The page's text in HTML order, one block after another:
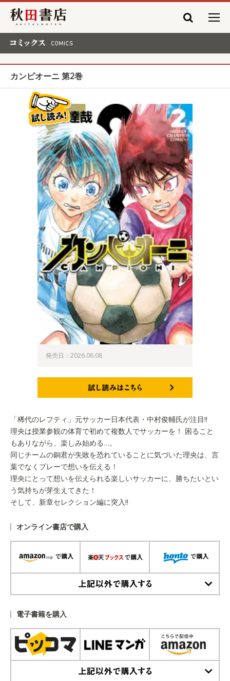
秋田書店
カンピオーニ 第2巻
発売日：2026.06.08
「稀代のレフティ」元サッカー日本代表・中村俊輔氏が注目!!
理央は授業参観の体育で初めて複数人でサッカーを！ 困ること
もありながら、楽しみ始める…。
同じチームの銅君が失敗を恐れていることに気づいた理央は、言
葉でなくプレーで想いを伝える！
理央にとって想いを伝えられる楽しいサッカーに、勝ちたいとい
う気持ちが芽生えてきた！
そして、新章セレクション編に突入!!
オンライン書店で購入
電子書籍を購入